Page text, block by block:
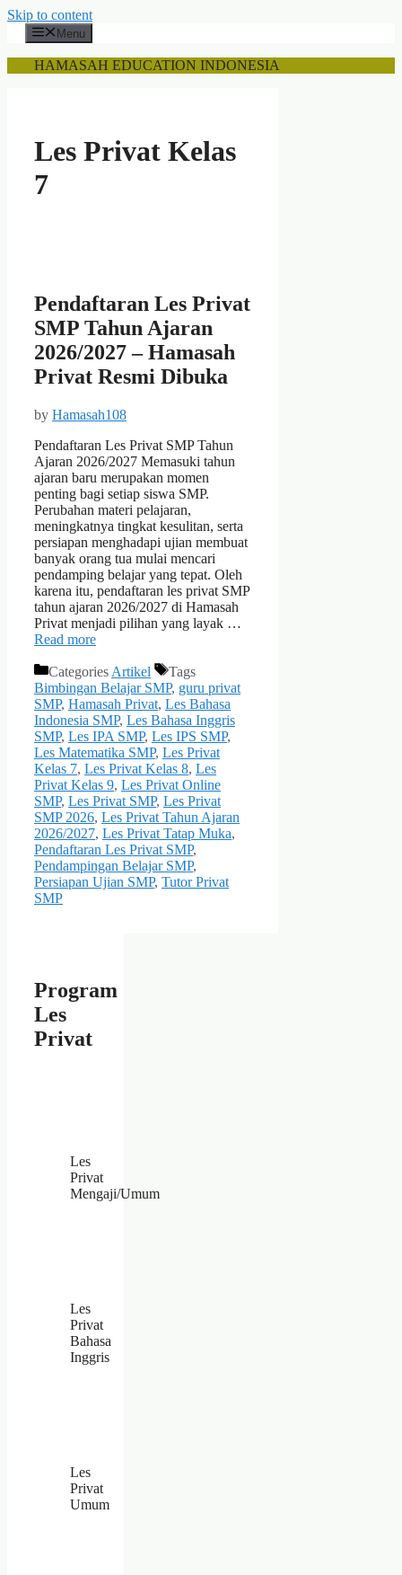
Skip to content
Menu
HAMASAH EDUCATION INDONESIA
Les Privat Kelas
7
Pendaftaran Les Privat
SMP Tahun Ajaran
2026/2027 – Hamasah
Privat Resmi Dibuka
by Hamasah108
Pendaftaran Les Privat SMP Tahun
Ajaran 2026/2027 Memasuki tahun
ajaran baru merupakan momen
penting bagi setiap siswa SMP.
Perubahan materi pelajaran,
meningkatnya tingkat kesulitan, serta
persiapan menghadapi ujian membuat
banyak orang tua mulai mencari
pendamping belajar yang tepat. Oleh
karena itu, pendaftaran les privat SMP
tahun ajaran 2026/2027 di Hamasah
Privat menjadi pilihan yang layak …
Read more
Categories Artikel
Tags
Bimbingan Belajar SMP, guru privat
SMP, Hamasah Privat, Les Bahasa
Indonesia SMP, Les Bahasa Inggris
SMP, Les IPA SMP, Les IPS SMP,
Les Matematika SMP, Les Privat
Kelas 7, Les Privat Kelas 8, Les
Privat Kelas 9, Les Privat Online
SMP, Les Privat SMP, Les Privat
SMP 2026, Les Privat Tahun Ajaran
2026/2027, Les Privat Tatap Muka,
Pendaftaran Les Privat SMP,
Pendampingan Belajar SMP,
Persiapan Ujian SMP, Tutor Privat
SMP
Program
Les
Privat
Les
Privat
Mengaji/Umum
Les
Privat
Bahasa
Inggris
Les
Privat
Umum